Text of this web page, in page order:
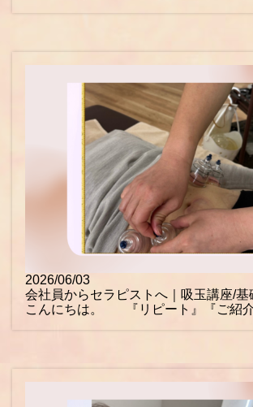
2026/06/03
会社員からセラピストへ｜吸玉講座/基
こんにちは。 『リピート』『ご紹